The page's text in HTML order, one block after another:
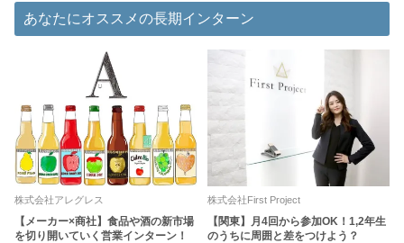
あなたにオススメの長期インターン
株式会社アレグレス
【メーカー×商社】食品や酒の新市場
を切り開いていく営業インターン！
株式会社First Project
【関東】月4回から参加OK！1,2年生
のうちに周囲と差をつけよう？